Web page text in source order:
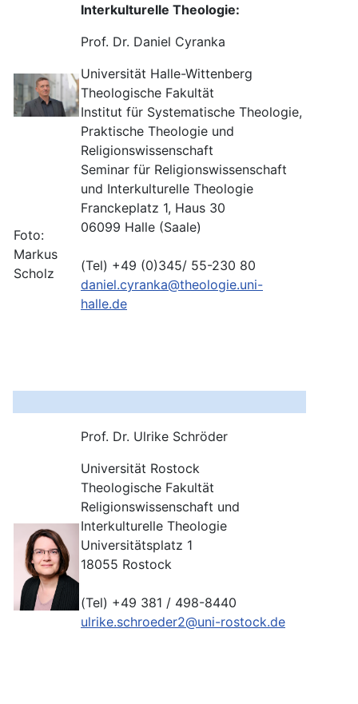
Foto:
Markus
Scholz
Interkulturelle Theologie:
Prof. Dr. Daniel Cyranka
Universität Halle-Wittenberg
Theologische Fakultät
Institut für Systematische Theologie,
Praktische Theologie und
Religionswissenschaft
Seminar für Religionswissenschaft
und Interkulturelle Theologie
Franckeplatz 1, Haus 30
06099 Halle (Saale)
(Tel) +49 (0)345/ 55-230 80
daniel.cyranka@theologie.uni-
halle.de
Prof. Dr. Ulrike Schröder
Universität Rostock
Theologische Fakultät
Religionswissenschaft und
Interkulturelle Theologie
Universitätsplatz 1
18055 Rostock
(Tel) +49 381 / 498-8440
ulrike.schroeder2@uni-rostock.de